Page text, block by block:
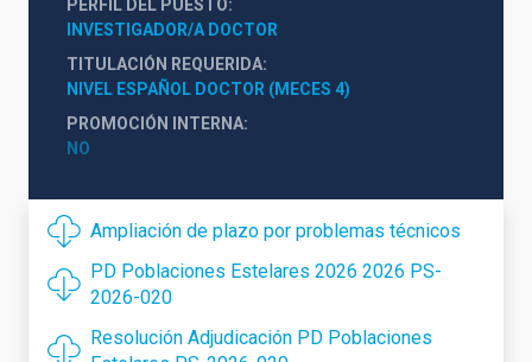
PERFIL DEL PUESTO
INVESTIGADOR/A DOCTOR
TITULACIÓN REQUERIDA
NIVEL ESPAÑOL DOCTOR (MECES 4)
PROMOCIÓN INTERNA
NO
Ampliación de plazo por problemas técnicos
PD Poblaciones Estelares 2026 2026 PS-
2026-020
Resolución Adjudicación PD Poblaciones